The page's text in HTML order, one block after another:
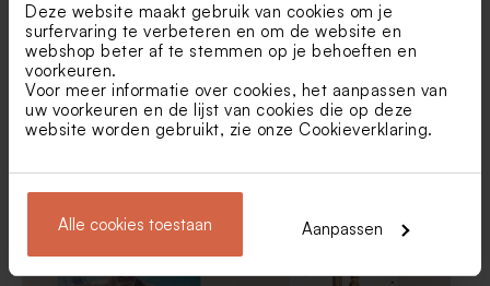
Deze website maakt gebruik van cookies om je
surfervaring te verbeteren en om de website en
webshop beter af te stemmen op je behoeften en
voorkeuren.
Voor meer informatie over cookies, het aanpassen van
uw voorkeuren en de lijst van cookies die op deze
website worden gebruikt, zie onze Cookieverklaring.
Alle cookies toestaan Aanpassen
De Bock sugar choops
eucalyptus 750gr (± 195
Gepersonaliseerd potlood
met beige molentje
Ronde sticker dinosaurus
Ronde sticker unicorn